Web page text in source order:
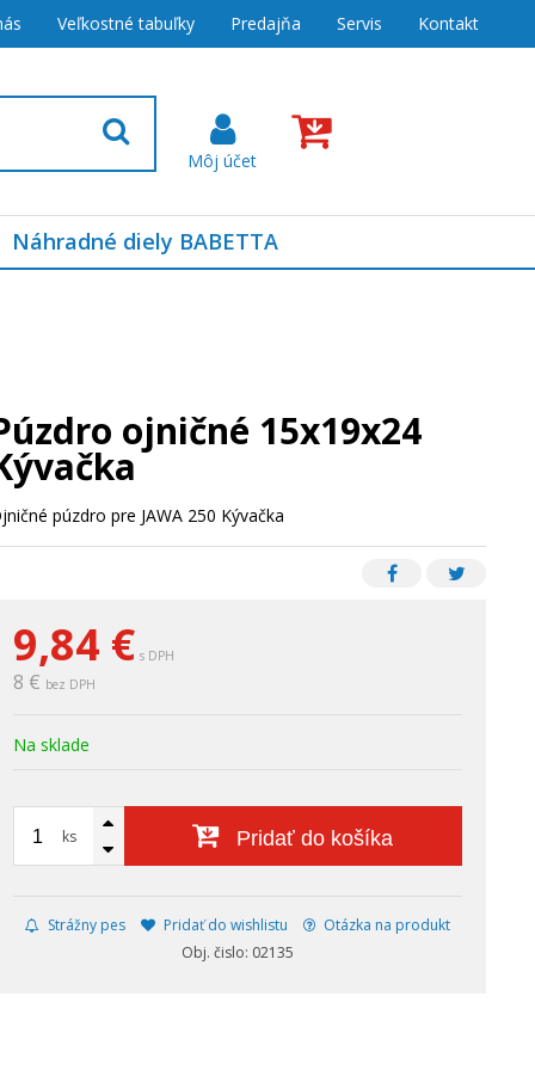
Veľkostné tabuľky Predajňa Servis Kontakt
Náhradné diely BABETTA
9,84 € s DPH
8 € bez DPH
Na sklade
ks Pridať do košíka
Strážny pes Pridať do wishlistu
Otázka na produkt
Obj. čislo: 02135
ojničné 15x19x24
púzdro pre JAWA 250 Kývačka